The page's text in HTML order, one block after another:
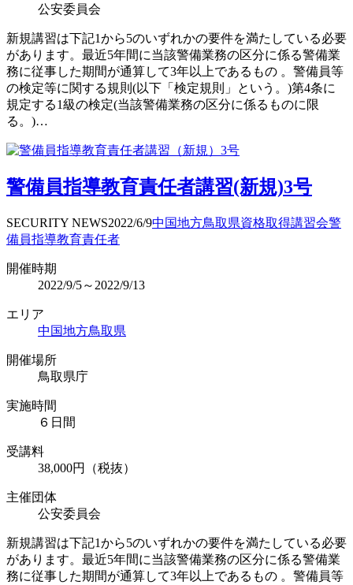
公安委員会
新規講習は下記1から5のいずれかの要件を満たしている必要
があります。最近5年間に当該警備業務の区分に係る警備業
務に従事した期間が通算して3年以上であるもの 。警備員等
の検定等に関する規則(以下「検定規則」という。)第4条に
規定する1級の検定(当該警備業務の区分に係るものに限
る。)…
警備員指導教育責任者講習(新規)3号
SECURITY NEWS2022/6/9中国地方鳥取県資格取得講習会警
備員指導教育責任者
開催時期
2022/9/5～2022/9/13
エリア
中国地方鳥取県
開催場所
鳥取県庁
実施時間
６日間
受講料
38,000円（税抜）
主催団体
公安委員会
新規講習は下記1から5のいずれかの要件を満たしている必要
があります。最近5年間に当該警備業務の区分に係る警備業
務に従事した期間が通算して3年以上であるもの 。警備員等